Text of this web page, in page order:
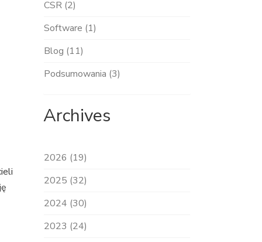
CSR (2)
Software (1)
Blog (11)
Podsumowania (3)
Archives
2026 (19)
2025 (32)
2024 (30)
2023 (24)